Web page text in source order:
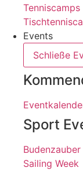
Tenniscamps
Events
Schließe
Sport
Budenzauber
Sailing Week